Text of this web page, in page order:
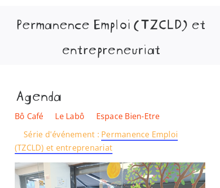
Nous soutenir
Permanence Emploi (TZCLD) et
entrepreneuriat
Agenda
Bô Café Le Labô
Espace Bien-Etre
Série d'événement : Permanence Emploi
(TZCLD) et entreprenariat